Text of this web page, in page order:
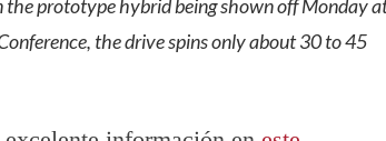
the prototype hybrid being shown off Monday
the drive spins only about 30 to 45